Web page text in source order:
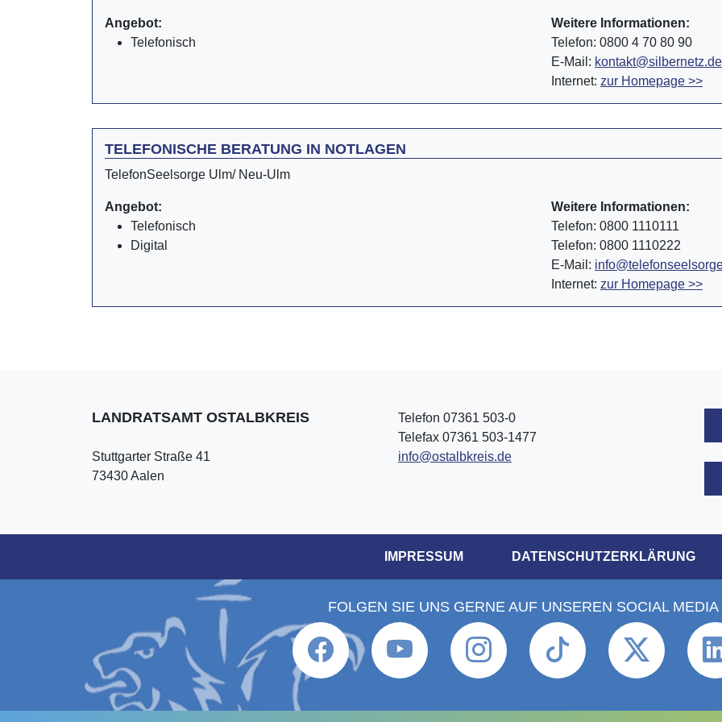
Angebot:
Telefonisch
Weitere Informationen:
Telefon: 0800 4 70 80 90
E-Mail: kontakt@silbernetz.de
Internet: zur Homepage >>
TELEFONISCHE BERATUNG IN NOTLAGEN
TelefonSeelsorge Ulm/ Neu-Ulm
Angebot:
Telefonisch
Digital
Weitere Informationen:
Telefon: 0800 1110111
Telefon: 0800 1110222
E-Mail:
Internet: zur Homepage >>
LANDRATSAMT OSTALBKREIS
Stuttgarter Straße 41
73430 Aalen
Telefon 07361 503-0
Telefax 07361 503-1477
info@ostalbkreis.de
IMPRESSUM DATENSCHUTZERKLÄRUNG
FOLGEN SIE UNS GERNE AUF UNSEREN SOCIAL